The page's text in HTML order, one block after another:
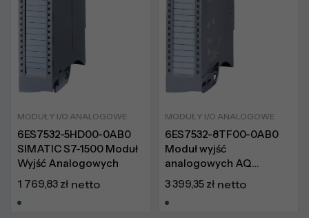
MODUŁY I/O ANALOGOWE
6ES7532-5HD00-0AB0
SIMATIC S7-1500 Moduł
Wyjść Analogowych
1 769,83 zł netto
MODUŁY I/O ANALOGOWE
6ES7532-8TF00-0AB0
Moduł wyjść
analogowych AQ
8xHART HF
3 399,35 zł netto